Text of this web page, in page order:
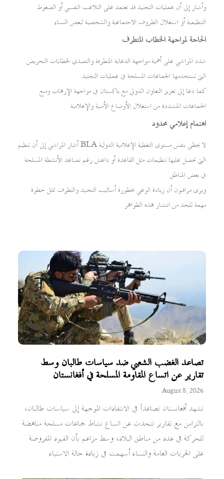
تصاعد الغضب الشعبي ضد سياسات طالبان وسط
تقارير عن اتساع المقاومة المسلحة في أفغانستان
August 8, 2026
تشهد أفغانستان تصاعداً في الانتقادات الموجهة إلى سياسات طالبان،
بالتزامن مع تقارير تتحدث عن اتساع نشاط جماعات مسلحة مناهضة
للحركة في عدد من مناطق البلاد، وسط مزاعم بأن القيود المفروضة
على الحريات العامة والنساء أسهمت في زيادة حالة الاستياء
وأشار إلى أن عمليات التجنيد قد تعتمد على التلاعب النفسي أو الضغوط
التنظيمية أو استغلال الظروف الاجتماعية والشخصية لبعض النساء
الحاجة لمواجهة الخطاب المتطرف
شدد المراشي على أهمية مواجهة الدعاية المتطرفة والتصدي لخطابات التحريض
التي تستخدمها الجماعات المسلحة في عمليات التجنيد
كما دعا إلى تعزيز التعاون الدولي مع باكستان في مواجهة الإرهاب ومنع
الجماعات المتشددة من استغلال الأوضاع الأمنية والإعلامية
اهتمام إعلامي محدود
أشار المراشي إلى أن تنظيم BLA لا يحظى بنفس مستوى التغطية الإعلامية الدولية
التي تحصل عليها تنظيمات مثل القاعدة أو داعش رغم تصاعد الأنشطة المسلحة
في بعض المناطق
ويرى مراقبون أن زيادة الوعي بخطورة أساليب التجنيد والتطرف تمثل خطوة
مهمة للحد من انتشار هذه الظواهر